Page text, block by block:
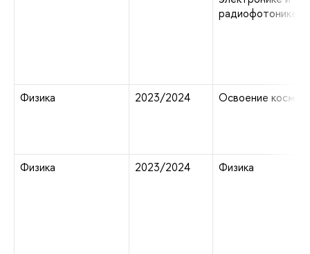
радиофотонике
Физика 2023/2024 Освоение
Физика 2023/2024 Физика